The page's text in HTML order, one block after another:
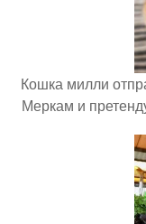
Кошка милли
Меркам и